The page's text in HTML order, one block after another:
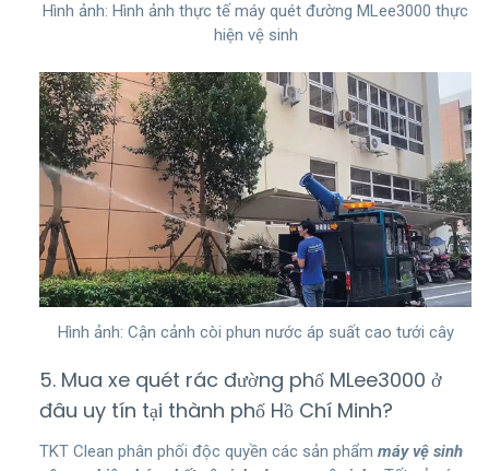
Hình ảnh: Hình ảnh thực tế máy quét đường MLee3000 thực
hiện vệ sinh
Hình ảnh: Cận cảnh còi phun nước áp suất cao tưới cây
5. Mua xe quét rác đường phố MLee3000 ở
đâu uy tín tại thành phố Hồ Chí Minh?
TKT Clean phân phối độc quyền các sản phẩm máy vệ sinh